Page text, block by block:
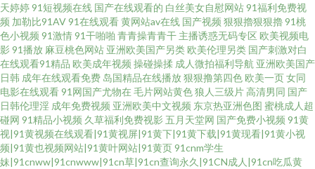
天婷婷91短视频在线 国产在线观看的 白丝美女自慰网站91福利免费视
频 加勒比91AV91在线观看黄网站av在线 国产视频 狠狠擼狠狠擼91桃
色小视频 91激情91干啪啪 青青操青青干 主播诱惑无码专区 欧美视频电
影 91播放 麻豆桃色网站 亚洲欧美国产另类 欧美伦理另类 国产刺激对白
在线观看91精品 欧美成年视频 操碰操揉 成人微拍福利导航 亚洲欧美国产
日韩 成年在线观看免费 岛国精品在线播放狠狠撸第四色 欧美一页女同
电影在线观看91网国产尤物在 毛片网站黄色狼人三级片 高清男同 国产
日韩伦理淫 成年免费视频 亚洲欧美中文视频 东京热亚洲色图 蜜桃成人超
碰网 91精品小视频 久草福利免费视影 五月天堂网 国产免费小视频 91黄
视|91黄视频在线观看|91黄视屏|91黄下|91黄下载|91黄现看|91黄小视
频|91黄也视频网站|91黄叶网站|91黄页91cnm学生
妹|91cnww|91cnwww|91cn草|91cn查询永久|91CN成人|91cn吃瓜黄